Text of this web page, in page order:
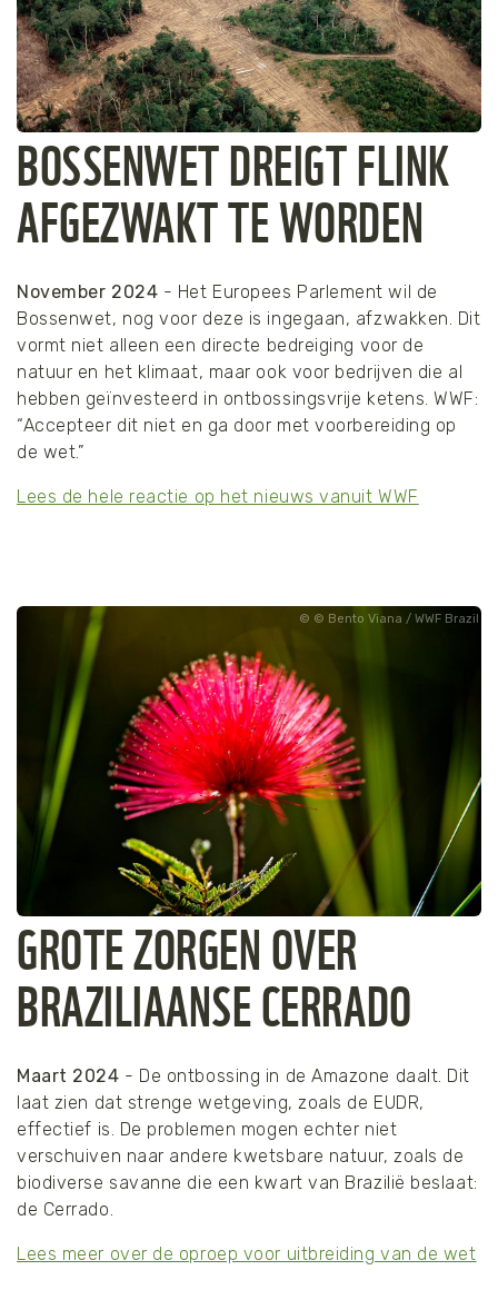
BOSSENWET DREIGT FLINK
AFGEZWAKT TE WORDEN
November 2024 - Het Europees Parlement wil de
Bossenwet, nog voor deze is ingegaan, afzwakken. Dit
vormt niet alleen een directe bedreiging voor de
natuur en het klimaat, maar ook voor bedrijven die al
hebben geïnvesteerd in ontbossingsvrije ketens. WWF:
“Accepteer dit niet en ga door met voorbereiding op
de wet.”
Lees de hele reactie op het nieuws vanuit WWF
© Bento Viana / WWF Brazil
GROTE ZORGEN OVER
BRAZILIAANSE CERRADO
Maart 2024 - De ontbossing in de Amazone daalt. Dit
laat zien dat strenge wetgeving, zoals de EUDR,
effectief is. De problemen mogen echter niet
verschuiven naar andere kwetsbare natuur, zoals de
biodiverse savanne die een kwart van Brazilië beslaat:
de Cerrado.
Lees meer over de oproep voor uitbreiding van de wet